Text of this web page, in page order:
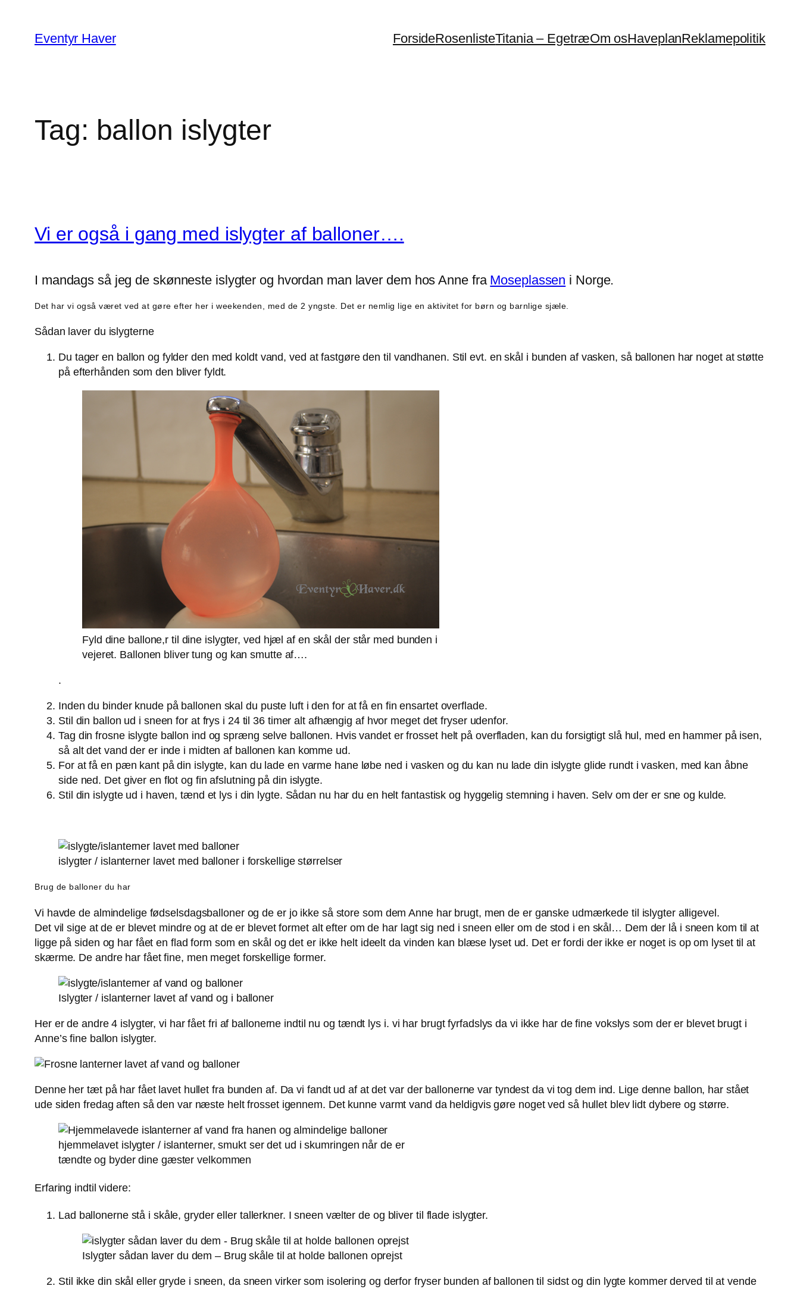
indhold
Eventyr Haver ForsideRosenlisteTitania – EgetræOm osHaveplanReklamepolitik
Tag: ballon islygter
Vi er også i gang med islygter af balloner….
I mandags så jeg de skønneste islygter og hvordan man laver dem hos Anne fra Moseplassen i Norge.
Det har vi også været ved at gøre efter her i weekenden, med de 2 yngste. Det er nemlig lige en aktivitet for børn og barnlige sjæle.
Sådan laver du islygterne
Du tager en ballon og fylder den med koldt vand, ved at fastgøre den til vandhanen. Stil evt. en skål i bunden af vasken, så ballonen har noget at støtte
på efterhånden som den bliver fyldt.
Fyld dine ballone,r til dine islygter, ved hjæl af en skål der står med bunden i
vejeret. Ballonen bliver tung og kan smutte af….
.
Inden du binder knude på ballonen skal du puste luft i den for at få en fin ensartet overflade.
Stil din ballon ud i sneen for at frys i 24 til 36 timer alt afhængig af hvor meget det fryser udenfor.
Tag din frosne islygte ballon ind og spræng selve ballonen. Hvis vandet er frosset helt på overfladen, kan du forsigtigt slå hul, med en hammer på isen,
så alt det vand der er inde i midten af ballonen kan komme ud.
For at få en pæn kant på din islygte, kan du lade en varme hane løbe ned i vasken og du kan nu lade din islygte glide rundt i vasken, med kan åbne
side ned. Det giver en flot og fin afslutning på din islygte.
Stil din islygte ud i haven, tænd et lys i din lygte. Sådan nu har du en helt fantastisk og hyggelig stemning i haven. Selv om der er sne og kulde.
islygter / islanterner lavet med balloner i forskellige størrelser
Brug de balloner du har
Vi havde de almindelige fødselsdagsballoner og de er jo ikke så store som dem Anne har brugt, men de er ganske udmærkede til islygter alligevel.
Det vil sige at de er blevet mindre og at de er blevet formet alt efter om de har lagt sig ned i sneen eller om de stod i en skål… Dem der lå i sneen kom til at
ligge på siden og har fået en flad form som en skål og det er ikke helt ideelt da vinden kan blæse lyset ud. Det er fordi der ikke er noget is op om lyset til at
skærme. De andre har fået fine, men meget forskellige former.
Islygter / islanterner lavet af vand og i balloner
Her er de andre 4 islygter, vi har fået fri af ballonerne indtil nu og tændt lys i. vi har brugt fyrfadslys da vi ikke har de fine vokslys som der er blevet brugt i
Anne’s fine ballon islygter.
Denne her tæt på har fået lavet hullet fra bunden af. Da vi fandt ud af at det var der ballonerne var tyndest da vi tog dem ind. Lige denne ballon, har stået
ude siden fredag aften så den var næste helt frosset igennem. Det kunne varmt vand da heldigvis gøre noget ved så hullet blev lidt dybere og større.
hjemmelavet islygter / islanterner, smukt ser det ud i skumringen når de er
tændte og byder dine gæster velkommen
Erfaring indtil videre:
Lad ballonerne stå i skåle, gryder eller tallerkner. I sneen vælter de og bliver til flade islygter.
Islygter sådan laver du dem – Brug skåle til at holde ballonen oprejst
Stil ikke din skål eller gryde i sneen, da sneen virker som isolering og derfor fryser bunden af ballonen til sidst og din lygte kommer derved til at vende